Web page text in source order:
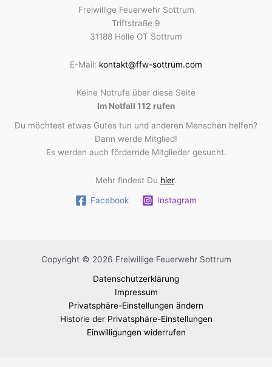
Freiwillige Feuerwehr Sottrum
Triftstraße 9
31188 Holle OT Sottrum
E-Mail: kontakt@ffw-sottrum.com
Keine Notrufe über diese Seite
Im Notfall 112 rufen
Du möchtest etwas Gutes tun und anderen Menschen helfen?
Dann werde Mitglied!
Es werden auch fördernde Mitglieder gesucht.
Mehr findest Du hier.
Facebook Instagram
Copyright © 2026 Freiwillige Feuerwehr Sottrum
Datenschutzerklärung
Impressum
Privatsphäre-Einstellungen ändern
Historie der Privatsphäre-Einstellungen
Einwilligungen widerrufen